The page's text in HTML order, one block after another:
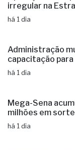
irregular na
há 1 dia
Administração
capacitação
há 1 dia
Mega-Sena
milhões em
há 1 dia